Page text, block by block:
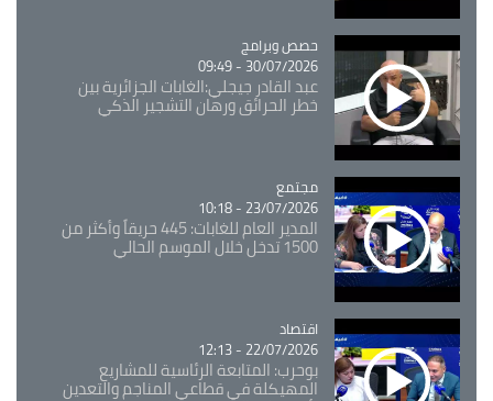
Catégorie
حصص وبرامج
30/07/2026 - 09:49
عبد القادر جيجلي:الغابات الجزائرية بين
خطر الحرائق ورهان التشجير الذكي
Catégorie
مجتمع
23/07/2026 - 10:18
المدير العام للغابات: 445 حريقاً وأكثر من
1500 تدخل خلال الموسم الحالي
Catégorie
اقتصاد
22/07/2026 - 12:13
بوحرب: المتابعة الرئاسية للمشاريع
المهيكلة في قطاعي المناجم والتعدين